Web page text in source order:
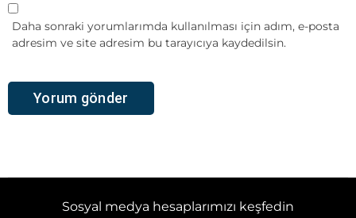
Daha sonraki yorumlarımda kullanılması için adım, e-posta
adresim ve site adresim bu tarayıcıya kaydedilsin.
Sosyal medya hesaplarımızı keşfedin